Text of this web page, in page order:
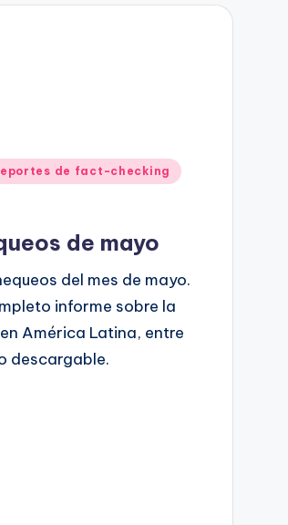
de fact-checking
de mayo
del mes de mayo.
informe sobre la
América Latina, entre
descargable.